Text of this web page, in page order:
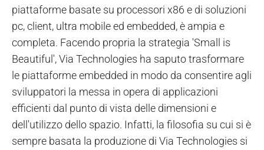
piattaforme basate su processori x86 e di soluzioni
pc, client, ultra mobile ed embedded, è ampia e
completa. Facendo propria la strategia 'Small is
Beautiful', Via Technologies ha saputo trasformare
le piattaforme embedded in modo da consentire agli
sviluppatori la messa in opera di applicazioni
efficienti dal punto di vista delle dimensioni e
dell'utilizzo dello spazio. Infatti, la filosofia su cui si è
sempre basata la produzione di Via Technologies si